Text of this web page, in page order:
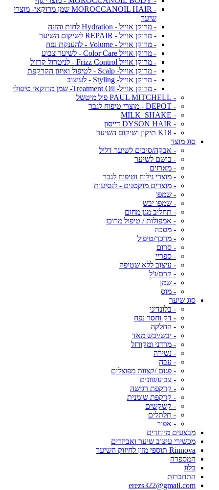
- MOROCCANOIL HAIR שמן מרוקאי- מוצרי
שיער
- מרוקן אוייל - Hydration לחות והזנה
- מרוקן אוייל - REPAIR לשיקום השיער
- מרוקן אוייל - Volume - להענקת נפח
- מרוקן אוייל Color Care - לשיער צבוע
- מרוקן אוייל Frizz Control - לניטרול קרזול
- מרוקן אוייל- Scalp - לטיפול ואיזון הקרקפת
- מרוקן אוייל- Styling - לעיצוב
- מרוקן אוייל- Treatment Oil- שמן מרוקאי טיפולי
- PAUL MITCHELL פול מיטשל
- DEPOT - מוצרי טיפוח לגבר
- MILK_SHAKE
- DYSON HAIR דייסון
- K18 תיקון ושיקום השיער
סוג מוצר
- אבקה/סיבים לשיער דליל
- בושם לשיער
- מארזים
- מוצרי גילוח וטיפוח לגבר
- מוצרים מוקטנים - לנסיעות
- שמפו
- שמפו יבש
- תחליב מגן מחום
- אמפולות / טיפול מרוכז
- מסכה
- מרכך/טיפול
- סרום
- ספריי
- עיצוב ללא שטיפה
- קרם/ג'ל
- שמן
- מוס
סוג שיער
- בלונדיני
- דק וחסר נפח
- החלקה
- יבש/יבש מאד
- מרדני ומקורזל
- נשירה
- עבה
- פגום /קצוות מפוצלים
- צבוע/גוונים
- קרקפת רגישה
- קרקפת שומנית
- קשקשים
- תלתלים
- אפור
מבצעים מיוחדים
מכשירי עיצוב שיער ואביזרים
Rinnova תוספי מזון לחיזוק השיער
המספרה
בלוג
התחברות
erezs322@gmail.com